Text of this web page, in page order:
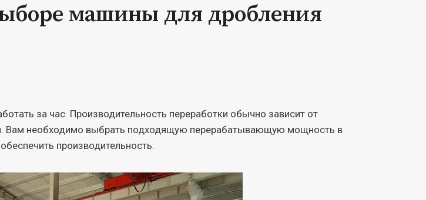
машины для дробления
за час. Производительность переработки обычно зависит от
Вам необходимо выбрать подходящую перерабатывающую мощность в
производительность.